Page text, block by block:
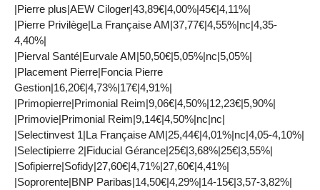
|Pierre plus|AEW Ciloger|43,89€|4,00%|45€|4,11%|
|Pierre Privilège|La Française AM|37,77€|4,55%|nc|4,35-
4,40%|
|Pierval Santé|Eurvale AM|50,50€|5,05%|nc|5,05%|
|Placement Pierre|Foncia Pierre
Gestion|16,20€|4,73%|17€|4,91%|
|Primopierre|Primonial Reim|9,06€|4,50%|12,23€|5,90%|
|Primovie|Primonial Reim|9,14€|4,50%|nc|nc|
|Selectinvest 1|La Française AM|25,44€|4,01%|nc|4,05-4,10%|
|Selectipierre 2|Fiducial Gérance|25€|3,68%|25€|3,55%|
|Sofipierre|Sofidy|27,60€|4,71%|27,60€|4,41%|
|Soprorente|BNP Paribas|14,50€|4,29%|14-15€|3,57-3,82%|